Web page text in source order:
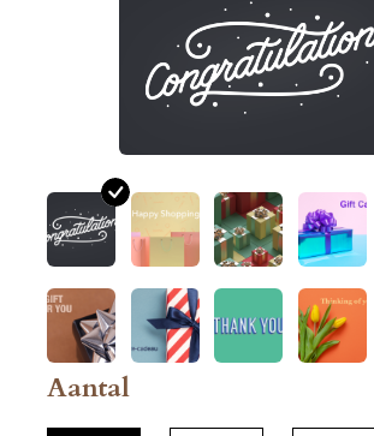
Aantal